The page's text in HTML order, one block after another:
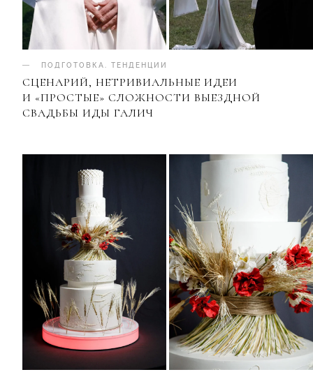
ПОДГОТОВКА ТЕНДЕНЦИИ
СЦЕНАРИЙ, НЕТРИВИАЛЬНЫЕ ИДЕИ
И «ПРОСТЫЕ» СЛОЖНОСТИ ВЫЕЗДНОЙ
СВАДЬБЫ ИДЫ ГАЛИЧ